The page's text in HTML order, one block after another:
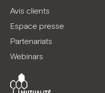
Avis clients
Espace presse
Partenariats
Webinars